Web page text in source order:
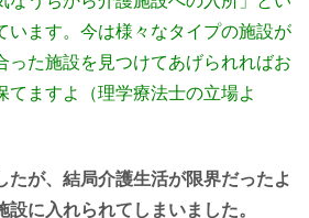
います。今は様々なタイプの施設が
った施設を見つけてあげられればお
てますよ（理学療法士の立場よ
が、結局介護生活が限界だったよ
設に入れられてしまいました。